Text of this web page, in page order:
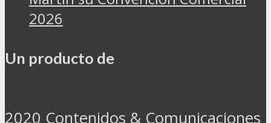
2026
Un producto de
2020 Contenidos & Comunicaciones